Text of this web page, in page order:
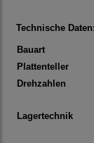
Technische Daten:
Bauart
Plattenteller
Drehzahlen
Lagertechnik